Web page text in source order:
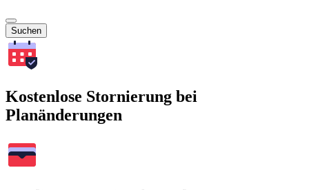
Suchen
Kostenlose Stornierung bei
Planänderungen